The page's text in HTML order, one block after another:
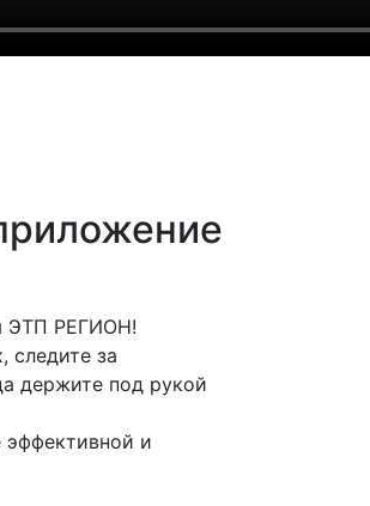
ЭТП РЕГИОН!
следите за
держите под рукой
эффективной и